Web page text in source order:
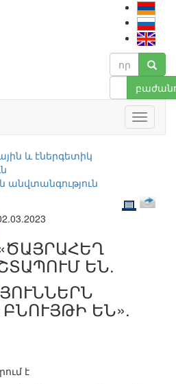
և էներգետիկ
ԵՆ.
ԵՆ».
է